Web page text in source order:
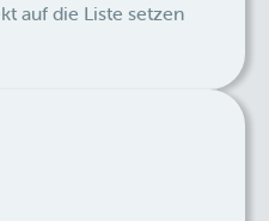
auf die Liste setzen